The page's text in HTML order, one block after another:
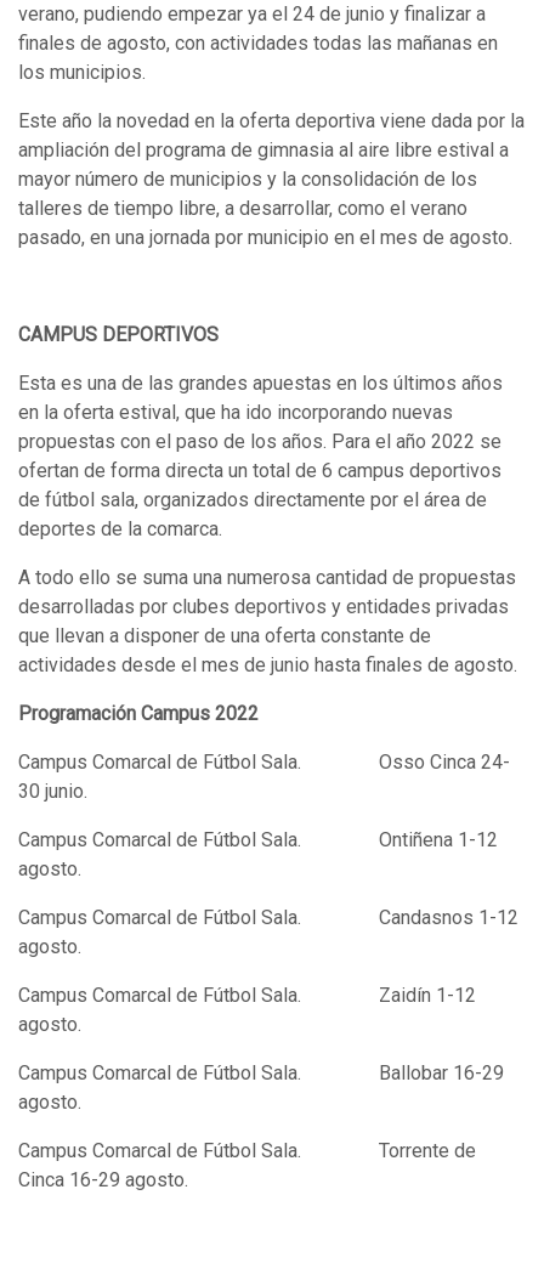
verano, pudiendo empezar ya el 24 de junio y finalizar a
finales de agosto, con actividades todas las mañanas en
los municipios.
Este año la novedad en la oferta deportiva viene dada por la
ampliación del programa de gimnasia al aire libre estival a
mayor número de municipios y la consolidación de los
talleres de tiempo libre, a desarrollar, como el verano
pasado, en una jornada por municipio en el mes de agosto.
CAMPUS DEPORTIVOS
Esta es una de las grandes apuestas en los últimos años
en la oferta estival, que ha ido incorporando nuevas
propuestas con el paso de los años. Para el año 2022 se
ofertan de forma directa un total de 6 campus deportivos
de fútbol sala, organizados directamente por el área de
deportes de la comarca.
A todo ello se suma una numerosa cantidad de propuestas
desarrolladas por clubes deportivos y entidades privadas
que llevan a disponer de una oferta constante de
actividades desde el mes de junio hasta finales de agosto.
Programación Campus 2022
Campus Comarcal de Fútbol Sala. Osso Cinca 24-
30 junio.
Campus Comarcal de Fútbol Sala. Ontiñena 1-12
agosto.
Campus Comarcal de Fútbol Sala. Candasnos 1-12
agosto.
Campus Comarcal de Fútbol Sala. Zaidín 1-12
agosto.
Campus Comarcal de Fútbol Sala. Ballobar 16-29
agosto.
Campus Comarcal de Fútbol Sala. Torrente de
Cinca 16-29 agosto.